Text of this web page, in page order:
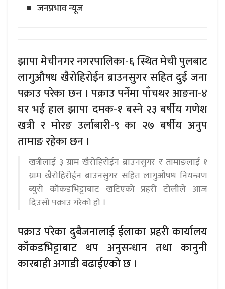
जनप्रभाव न्यूज
झापा मेचीनगर नगरपालिका-६ स्थित मेची पुलबाट
लागुऔषध खैरोहिरोईन ब्राउनसुगर सहित दुई जना
पक्राउ परेका छन । पक्राउ पर्नेमा पाँचथर आङना-४
घर भई हाल झापा दमक-१ बस्ने २३ बर्षीय गणेश
खत्री र मोरङ उर्लाबारी-९ का २७ बर्षीय अनुप
तामाङ रहेका छन ।
खत्रीलाई ३ ग्राम खैरोहिरोईन ब्राउनसुगर र तामाङलाई १
ग्राम खैरोहिरोईन ब्राउनसुगर सहित लागुऔषध नियन्त्रण
ब्युरो काँकडभिट्टाबाट खटिएको प्रहरी टोलीले आज
दिउसो पक्राउ गरेको हो ।
पक्राउ परेका दुबैजनालाई ईलाका प्रहरी कार्यालय
काँकडभिट्टाबाट थप अनुसन्धान तथा कानुनी
कारबाही अगाडी बढाईएको छ ।